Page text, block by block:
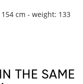
cm - weight: 133
THE SAME